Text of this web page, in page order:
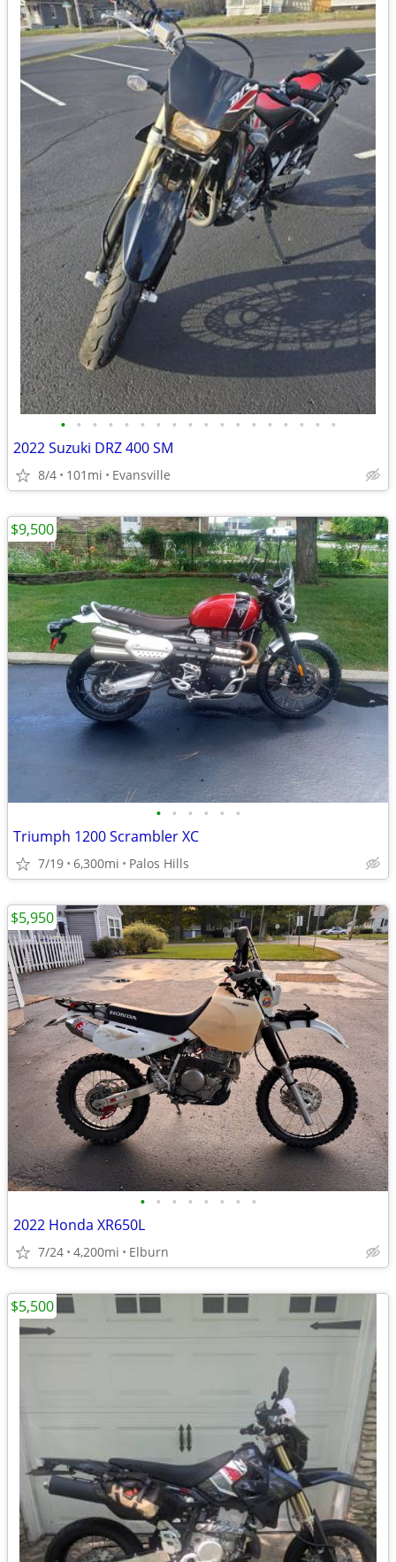
• • • • • • • • • • • • • • • • • •
2022 Suzuki DRZ 400 SM
8/4 101mi Evansville
• • • • • •
Triumph 1200 Scrambler XC
7/19 6,300mi Palos Hills
$9,500
• • • • • • • •
2022 Honda XR650L
7/24 4,200mi Elburn
$5,950
$5,500